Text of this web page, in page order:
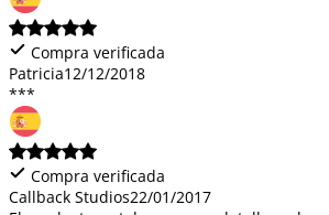
Compra verificada
Patricia12/12/2018
***
Compra verificada
Callback Studios22/01/2017